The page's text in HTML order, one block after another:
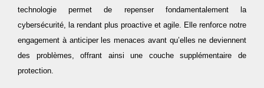
technologie permet de repenser fondamentalement la
cybersécurité, la rendant plus proactive et agile. Elle renforce notre
engagement à anticiper les menaces avant qu’elles ne deviennent
des problèmes, offrant ainsi une couche supplémentaire de
protection.